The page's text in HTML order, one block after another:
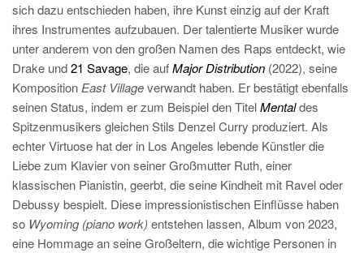
sich dazu entschieden haben, ihre Kunst einzig auf der Kraft
ihres Instrumentes aufzubauen. Der talentierte Musiker wurde
unter anderem von den großen Namen des Raps entdeckt, wie
Drake und21 Savage, die aufMajor Distribution (2022), seine
Komposition East Villageverwandt haben. Er bestätigt ebenfalls
seinen Status, indem er zum Beispiel den TitelMentaldes
Spitzenmusikers gleichen Stils Denzel Curry produziert. Als
echter Virtuose hat der in Los Angeles lebende Künstler die
Liebe zum Klavier von seiner Großmutter Ruth, einer
klassischen Pianistin, geerbt, die seine Kindheit mit Ravel oder
Debussy bespielt. Diese impressionistischen Einflüsse haben
so Wyoming (piano work) entstehen lassen, Album von 2023,
eine Hommage an seine Großeltern, die wichtige Personen in